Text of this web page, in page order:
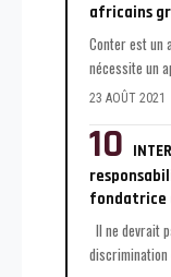
africains
Conter est un
nécessite un
23 AOÛT 2021
fondatrice
Il ne devrait
discrimination